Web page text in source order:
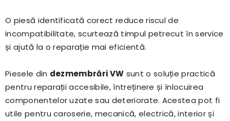
O piesă identificată corect reduce riscul de
incompatibilitate, scurtează timpul petrecut în service
și ajută la o reparație mai eficientă.
Piesele din dezmembrări VW sunt o soluție practică
pentru reparații accesibile, întreținere și înlocuirea
componentelor uzate sau deteriorate. Acestea pot fi
utile pentru caroserie, mecanică, electrică, interior și